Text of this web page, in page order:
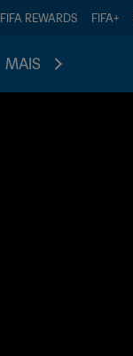
FIFA REWARDS FIFA+
MAIS